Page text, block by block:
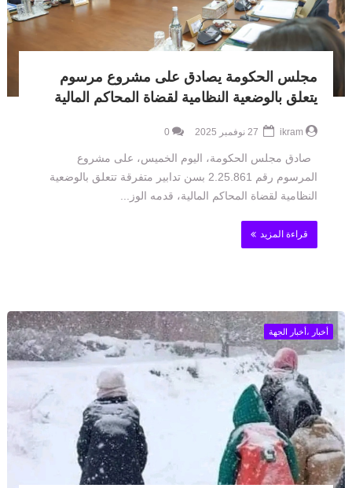
مجلس الحكومة يصادق على مشروع مرسوم
يتعلق بالوضعية النظامية لقضاة المحاكم المالية
ikram
0
صادق مجلس الحكومة، اليوم الخميس، على مشروع
المرسوم رقم 2.25.861 بسن تدابير متفرقة تتعلق بالوضعية
النظامية لقضاة المحاكم المالية، قدمه الوز...
قراءة المزيد
أخبار ،أخبار الجهة